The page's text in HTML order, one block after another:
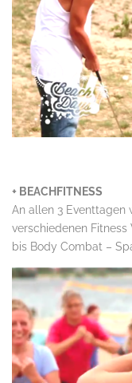
+ BEACHFITNESS
An allen 3 Eventtagen
verschiedenen
bis Body Combat –